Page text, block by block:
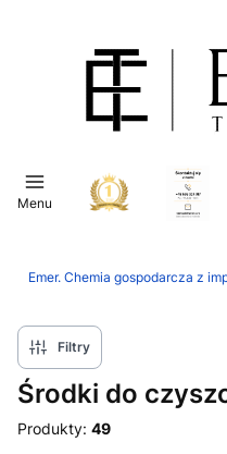
Menu
Emer. Chemia gospodarcza z
Filtry
Środki do
Produkty: 49